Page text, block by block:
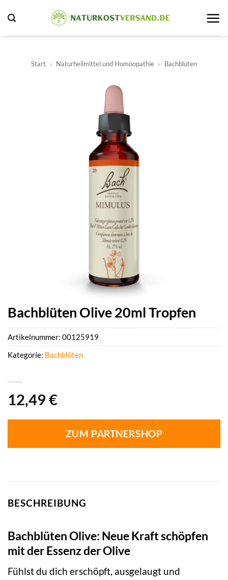
Inhalt
springen
Start » Naturheilmittel und Homöopathie » Bachblüten
Bachblüten Olive 20ml Tropfen
12,49 €
ZUM PARTNERSHOP
Artikelnummer: 00125919
Kategorie: Bachblüten
BESCHREIBUNG
Bachblüten Olive: Neue Kraft schöpfen
mit der Essenz der Olive
Fühlst du dich erschöpft, ausgelaugt und